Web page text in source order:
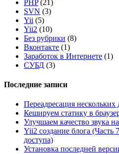
PHP(21)
SVN (3)
Yii (5)
Yii2 (10)
Без рубрики (8)
Вконтакте (1)
Заработок в Интернете (1)
СУБД (3)
Последние записи
Переадресация
Кешируем статику в
Улучшаем качество звука
Yii2 создание блога (Часть
доступа)
Установка последней